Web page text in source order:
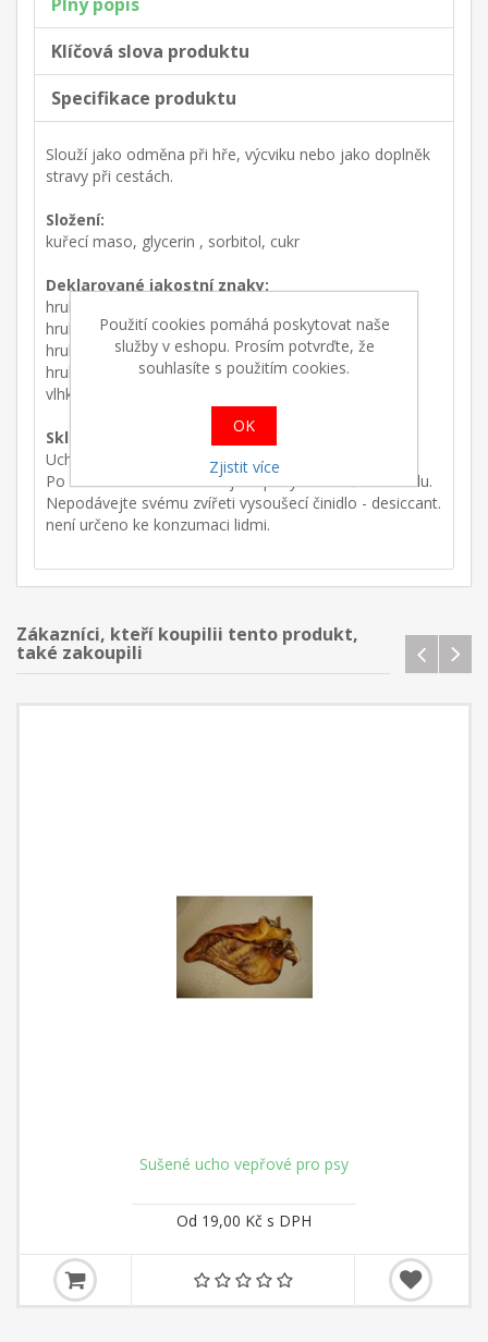
Plný popis
Klíčová slova produktu
Specifikace produktu
Slouží jako odměna při hře, výcviku nebo jako doplněk
stravy při cestách.
Složení:
kuřecí maso, glycerin , sorbitol, cukr
Deklarované jakostní znaky:
hrubý protein 55%
hrubá vláknina 0,2%
hrubý tuk 3%
hrubý popel 3%
vlhkost max. 23%
Skladování:
Uchovávejte na suchém a chladném místě.
Po otevření dobře uzavírejte zipovým uzávěrem obalu.
Nepodávejte svému zvířeti vysoušecí činidlo - desiccant.
není určeno ke konzumaci lidmi.
Zákazníci, kteří koupilii tento produkt,
také zakoupili
Sušené ucho vepřové pro psy
Od 19,00 Kč s DPH
Použití cookies pomáhá poskytovat naše
služby v eshopu. Prosím potvrďte, že
souhlasíte s použitím cookies.
OK
Zjistit více